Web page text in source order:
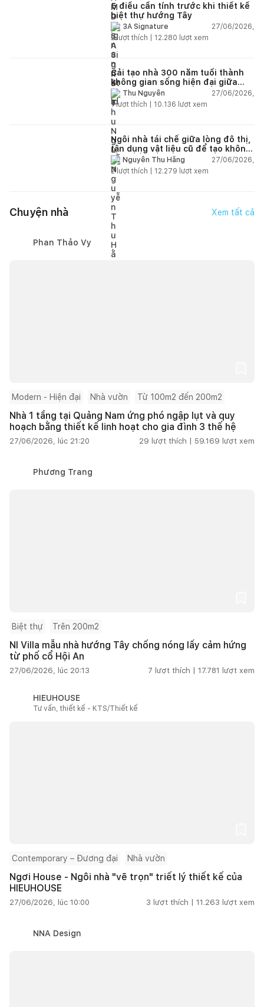
5 điều cần tính trước khi thiết kế
biệt thự hướng Tây
3A Signature
27/06/2026,
2lượt thích | 12.280 lượt xem
Cải tạo nhà 300 năm tuổi thành
không gian sống hiện đại giữa
thiên nhiên
Thu Nguyễn
27/06/2026,
1lượt thích | 10.136 lượt xem
Ngôi nhà tái chế giữa lòng đô thị,
tận dụng vật liệu cũ để tạo không
gian sống linh hoạt
Nguyễn Thu Hằng
27/06/2026,
2lượt thích | 12.279 lượt xem
Chuyện nhà Xem tất cả
Phan Thảo Vy
Modern - Hiện đại Nhà vườn Từ 100m2 đến 200m2
Nhà 1 tầng tại Quảng Nam ứng phó ngập lụt và quy
hoạch bằng thiết kế linh hoạt cho gia đình 3 thế hệ
27/06/2026, lúc 21:20 29 lượt thích | 59.169 lượt xem
Phương Trang
Biệt thự Trên 200m2
NI Villa mẫu nhà hướng Tây chống nóng lấy cảm hứng
từ phố cổ Hội An
27/06/2026, lúc 20:13 7 lượt thích | 17.781 lượt xem
HIEUHOUSE
Tư vấn, thiết kế - KTS/Thiết kế
Contemporary – Đương đại Nhà vườn
Ngơi House - Ngôi nhà "vẽ trọn" triết lý thiết kế của
HIEUHOUSE
27/06/2026, lúc 10:00 3 lượt thích | 11.263 lượt xem
NNA Design